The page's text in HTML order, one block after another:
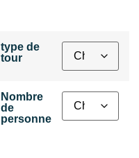
type de
tour
Nombre
de
personne